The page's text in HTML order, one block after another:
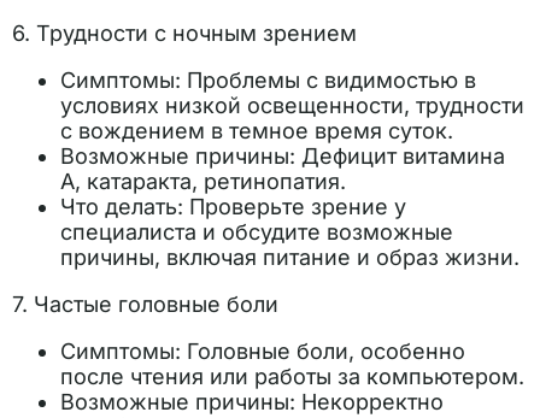
6. Трудности с ночным зрением
Симптомы: Проблемы с видимостью в
условиях низкой освещенности, трудности
с вождением в темное время суток.
Возможные причины: Дефицит витамина
А, катаракта, ретинопатия.
Что делать: Проверьте зрение у
специалиста и обсудите возможные
причины, включая питание и образ жизни.
7. Частые головные боли
Симптомы: Головные боли, особенно
после чтения или работы за компьютером.
Возможные причины: Некорректно